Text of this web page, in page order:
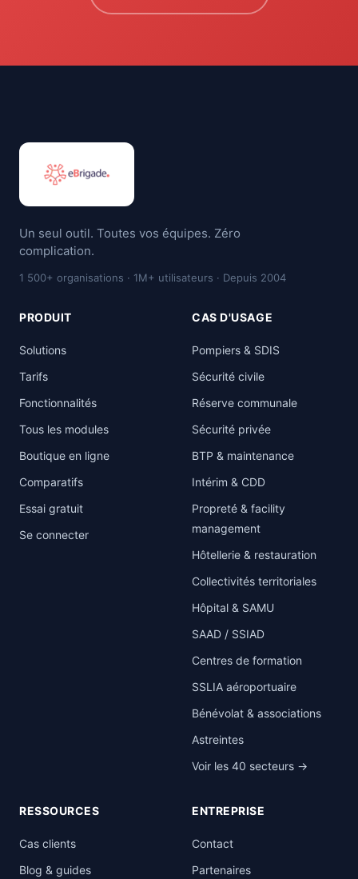
Un seul outil. Toutes vos équipes. Zéro
complication.
1 500+ organisations · 1M+ utilisateurs · Depuis 2004
PRODUIT
Solutions
Tarifs
Fonctionnalités
Tous les modules
Boutique en ligne
Comparatifs
Essai gratuit
Se connecter
CAS D'USAGE
Pompiers & SDIS
Sécurité civile
Réserve communale
Sécurité privée
BTP & maintenance
Intérim & CDD
Propreté & facility
management
Hôtellerie & restauration
Collectivités territoriales
Hôpital & SAMU
SAAD / SSIAD
Centres de formation
SSLIA aéroportuaire
Bénévolat & associations
Astreintes
Voir les 40 secteurs →
RESSOURCES
Cas clients
Blog & guides
ENTREPRISE
Contact
Partenaires